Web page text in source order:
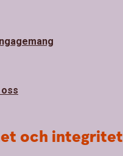
och integritet